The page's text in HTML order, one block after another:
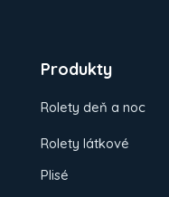
Produkty
Rolety deň a noc
Rolety látkové
Plisé